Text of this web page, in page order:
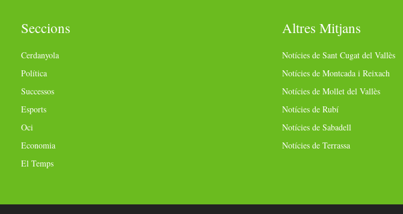
Seccions
Cerdanyola
Política
Successos
Esports
Oci
Economia
El Temps
Altres Mitjans
Notícies de Sant Cugat del Vallès
Notícies de Montcada i Reixach
Notícies de Mollet del Vallès
Notícies de Rubí
Notícies de Sabadell
Notícies de Terrassa